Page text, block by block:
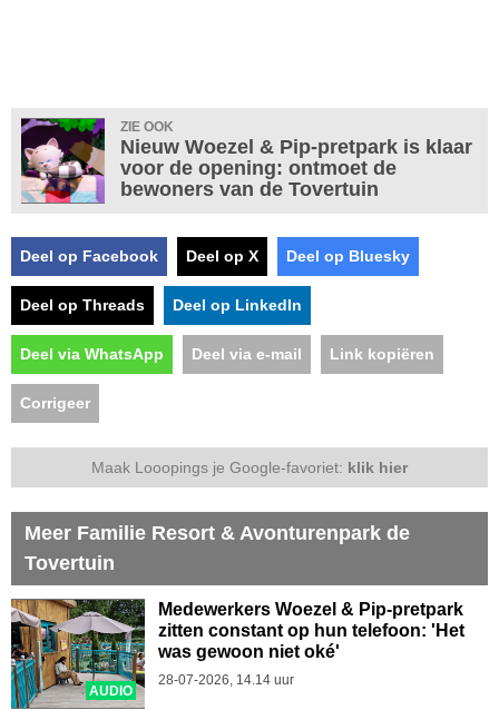
ZIE OOK
Nieuw Woezel & Pip-pretpark is klaar
voor de opening: ontmoet de
bewoners van de Tovertuin
Deel op Facebook Deel op X Deel op Bluesky
Deel op Threads Deel op LinkedIn
Deel via WhatsApp Deel via e-mail Link kopiëren
Corrigeer
Maak Looopings je Google-favoriet: klik hier
Meer Familie Resort & Avonturenpark de
Tovertuin
AUDIO
Medewerkers Woezel & Pip-pretpark
zitten constant op hun telefoon: 'Het
was gewoon niet oké'
28-07-2026, 14.14 uur